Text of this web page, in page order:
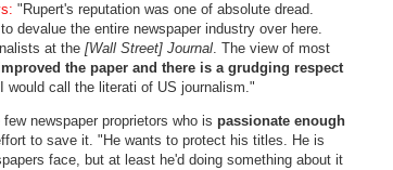
"Rupert's reputation was one of absolute dread.
devalue the entire newspaper industry over here.
at the [Wall Street] Journal. The view of most
the paper and there is a grudging respect
would call the literati of US journalism."
newspaper proprietors who is passionate enough
to save it. "He wants to protect his titles. He is
face, but at least he'd doing something about it